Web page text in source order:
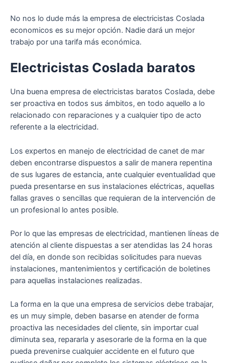
No nos lo dude más la empresa de electricistas Coslada
economicos es su mejor opción. Nadie dará un mejor
trabajo por una tarifa más económica.
Electricistas Coslada baratos
Una buena empresa de electricistas baratos Coslada, debe
ser proactiva en todos sus ámbitos, en todo aquello a lo
relacionado con reparaciones y a cualquier tipo de acto
referente a la electricidad.
Los expertos en manejo de electricidad de canet de mar
deben encontrarse dispuestos a salir de manera repentina
de sus lugares de estancia, ante cualquier eventualidad que
pueda presentarse en sus instalaciones eléctricas, aquellas
fallas graves o sencillas que requieran de la intervención de
un profesional lo antes posible.
Por lo que las empresas de electricidad, mantienen líneas de
atención al cliente dispuestas a ser atendidas las 24 horas
del día, en donde son recibidas solicitudes para nuevas
instalaciones, mantenimientos y certificación de boletines
para aquellas instalaciones realizadas.
La forma en la que una empresa de servicios debe trabajar,
es un muy simple, deben basarse en atender de forma
proactiva las necesidades del cliente, sin importar cual
diminuta sea, repararla y asesorarle de la forma en la que
pueda prevenirse cualquier accidente en el futuro que